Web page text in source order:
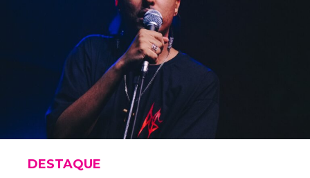
- SISTEMA BRASILEIRO DE TELEVISÃO
DESTAQUE